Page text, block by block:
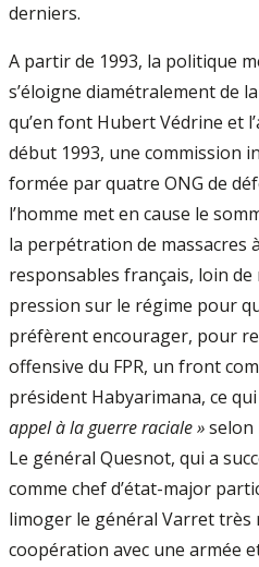
derniers.
A partir de 1993, la politique
s’éloigne diamétralement de
qu’en font Hubert Védrine et
début 1993, une commission
formée par quatre ONG de
l’homme met en cause le
la perpétration de massacres
responsables français, loin
pression sur le régime pour
préfèrent encourager, pour
offensive du FPR, un front
président Habyarimana, ce
appel à la guerre raciale »selon
Le général Quesnot, qui a
comme chef d’état-major
limoger le général Varret
coopération avec une armée